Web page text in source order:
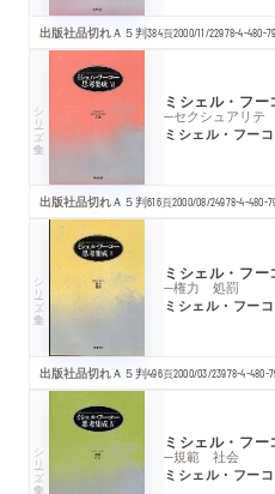
出版社品切れＡ５判384頁2000/11/22978-4-480-
シリーズ・全集 ミシェル・フ
─セクシュアリ
ミシェル・フー
出版社品切れＡ５判616頁2000/08/24978-4-480-
シリーズ・全集 ミシェル・フ
─権力 処罰
ミシェル・フー
出版社品切れＡ５判496頁2000/03/23978-4-480-
シリーズ・全集 ミシェル・フ
─規範 社会
ミシェル・フー